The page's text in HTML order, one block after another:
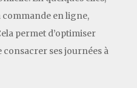
commande en ligne,
permet d’optimiser
consacrer ses journées à